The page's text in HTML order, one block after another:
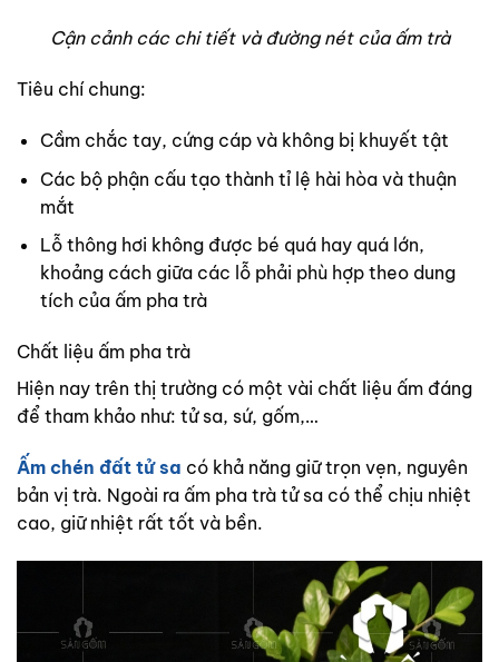
Cận cảnh các chi tiết và đường nét của ấm trà
Tiêu chí chung:
Cầm chắc tay, cứng cáp và không bị khuyết tật
Các bộ phận cấu tạo thành tỉ lệ hài hòa và thuận
mắt
Lỗ thông hơi không được bé quá hay quá lớn,
khoảng cách giữa các lỗ phải phù hợp theo dung
tích của ấm pha trà
Chất liệu ấm pha trà
Hiện nay trên thị trường có một vài chất liệu ấm đáng
để tham khảo như: tử sa, sứ, gốm,…
Ấm chén đất tử sa có khả năng giữ trọn vẹn, nguyên
bản vị trà. Ngoài ra ấm pha trà tử sa có thể chịu nhiệt
cao, giữ nhiệt rất tốt và bền.